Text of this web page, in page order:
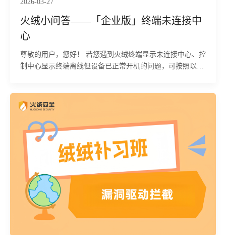
2026-03-27
火绒小问答——「企业版」终端未连接中
心
尊敬的用户，您好！ 若您遇到火绒终端显示未连接中心、控
制中心显示终端离线但设备已正常开机的问题，可按照以下